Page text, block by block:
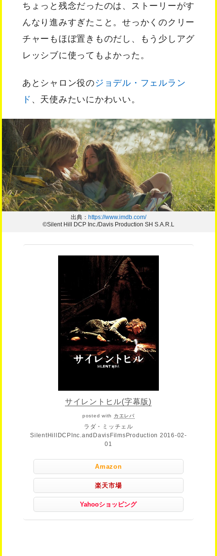
ちょっと残念だったのは、ストーリーがす
んなり進みすぎたこと。せっかくのクリー
チャーもほぼ置きものだし、もう少しアグ
レッシブに使ってもよかった。
あとシャロン役のジョデル・フェルラン
ド 、天使みたいにかわいい。
出典： https://www.imdb.com/
©Silent Hill DCP Inc./Davis Production SH S.A.R.L
サイレントヒル(字幕版)
posted with カエレバ
ラダ・ミッチェル
SilentHillDCPInc.andDavisFilmsProduction 2016-02-
01
Amazon
楽天市場
Yahooショッピング